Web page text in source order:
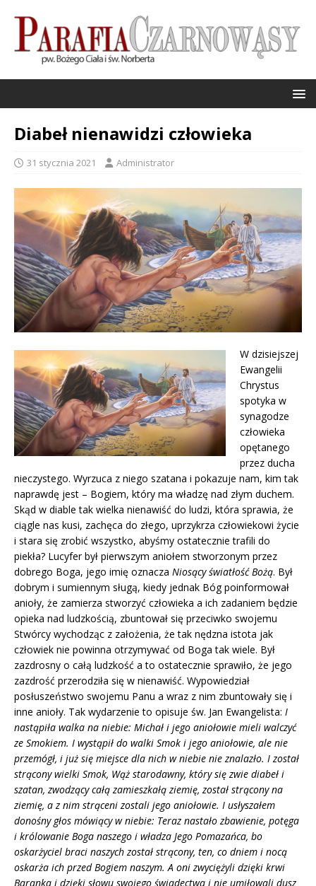
Diabeł nienawidzi człowieka
31 stycznia 2021 Administrator
W dzisiejszej
Ewangelii
Chrystus
spotyka w
synagodze
człowieka
opętanego
przez ducha
nieczystego. Wyrzuca z niego szatana i pokazuje nam, kim tak
naprawdę jest – Bogiem, który ma władzę nad złym duchem.
Skąd w diable tak wielka nienawiść do ludzi, która sprawia, że
ciągle nas kusi, zachęca do złego, uprzykrza człowiekowi życie
i stara się zrobić wszystko, abyśmy ostatecznie trafili do
piekła? Lucyfer był pierwszym aniołem stworzonym przez
dobrego Boga, jego imię oznacza Niosący światłość Bożą. Był
dobrym i sumiennym sługą, kiedy jednak Bóg poinformował
anioły, że zamierza stworzyć człowieka a ich zadaniem będzie
opieka nad ludzkością, zbuntował się przeciwko swojemu
Stwórcy wychodząc z założenia, że tak nędzna istota jak
człowiek nie powinna otrzymywać od Boga tak wiele. Był
zazdrosny o całą ludzkość a to ostatecznie sprawiło, że jego
zazdrość przerodziła się w nienawiść. Wypowiedział
posłuszeństwo swojemu Panu a wraz z nim zbuntowały się i
inne anioły. Tak wydarzenie to opisuje św. Jan Ewangelista: I
nastąpiła walka na niebie: Michał i jego aniołowie mieli walczyć
ze Smokiem. I wystąpił do walki Smok i jego aniołowie, ale nie
przemógł, i już się miejsce dla nich w niebie nie znalazło. I został
strącony wielki Smok, Wąż starodawny, który się zwie diabeł i
szatan, zwodzący całą zamieszkałą ziemię, został strącony na
ziemię, a z nim strąceni zostali jego aniołowie. I usłyszałem
donośny głos mówiący w niebie: Teraz nastało zbawienie, potęga
i królowanie Boga naszego i władza Jego Pomazańca, bo
oskarżyciel braci naszych został strącony, ten, co dniem i nocą
oskarża ich przed Bogiem naszym. A oni zwyciężyli dzięki krwi
Baranka i dzięki słowu swojego świadectwa i nie umiłowali dusz